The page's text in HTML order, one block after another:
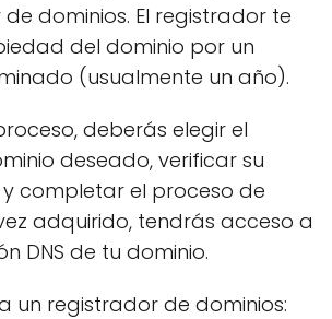
dominios. El registrador te
del dominio por un
(usualmente un año).
deberás elegir el
deseado, verificar su
completar el proceso de
adquirido, tendrás acceso a
DNS de tu dominio.
un registrador de dominios: